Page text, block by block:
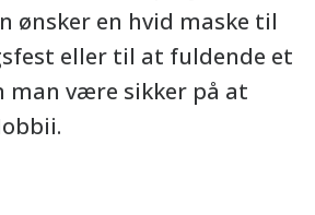
ønsker en hvid maske til
eller til at fuldende et
man være sikker på at